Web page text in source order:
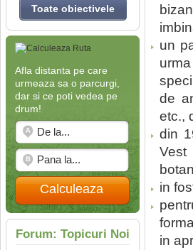
Toate obiectivele
Afla distanta pe care
urmeaza sa o parcurgi,
dar si ce poti vedea pe
drum!
Calculeaza
Forum: Topicuri Noi
un
de
etc.,
din
Vest
in
in